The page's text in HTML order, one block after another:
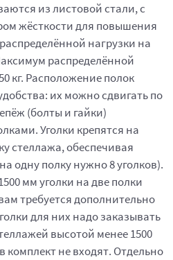
из листовой стали, с
жёсткости для повышения
нагрузки на
распределённой
кг. Расположение полок
их можно сдвигать по
(болты и гайки)
Уголки крепятся на
стеллажа, обеспечивая
одну полку нужно 8 уголков).
мм уголки на две полки
требуется дополнительно
для них надо заказывать
высотой менее 1500
комплект не входят. Отдельно